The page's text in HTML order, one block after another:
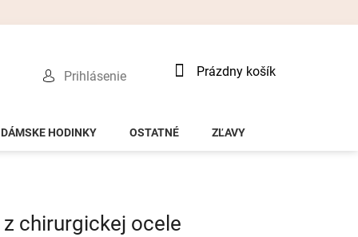
Prihlásenie
Nákupný
Prázdny košík
DÁMSKE HODINKY OSTATNÉ ZĽAVY
chirurgickej ocele